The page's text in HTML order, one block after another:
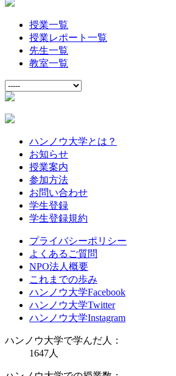
授業一覧
授業レポート一覧
先生一覧
教室一覧
ハンノウ大学とは？
お知らせ
授業案内
参加方法
お問い合わせ
学生登録
学生登録規約
プライバシーポリシー
よくあるご質問
NPO法人概要
これまでの歩み
ハンノウ大学Facebook
ハンノウ大学Twitter
ハンノウ大学Instagram
ハンノウ大学で学んだ人：
1647人